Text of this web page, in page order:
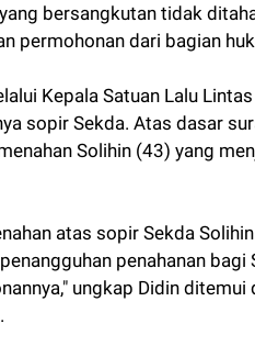
bersangkutan tidak
permohonan dari bagian
Kepala Satuan Lalu
sopir Sekda. Atas dasar
Solihin (43) yang
atas sopir Sekda
penahanan bagi
ungkap Didin ditemui